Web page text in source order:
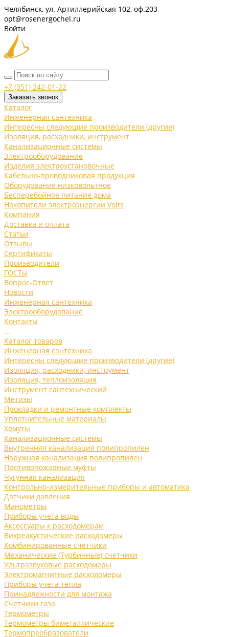
Челябинск, ул. Артиллерийская 102, оф.203
opt@rosenergochel.ru
Войти
+7 (351) 242-01-22
Заказать звонок
Каталог
Инженерная сантехника
Интересны следующие производители (другие)
Изоляция, расходники, инструмент
Канализационные системы
Электрооборудование
Изделия электроустановочные
Кабельно-проводниковая продукция
Оборудование низковольтное
Бесперебойное питание дома
Накопители электроэнергии Volts
Компания
Доставка и оплата
Статьи
Отзывы
Сертификаты
Производители
ГОСТы
Вопрос-Ответ
Новости
Инженерная сантехника
Электрооборудование
Контакты
...
Каталог товаров
Инженерная сантехника
Интересны следующие производители (другие)
Изоляция, расходники, инструмент
Изоляция, теплоизоляция
Инструмент сантехнический
Метизы
Прокладки и ремонтные комплекты
Уплотнительные материалы
Хомуты
Канализационные системы
Внутренняя канализация полипропилен
Наружная канализация полипропилен
Противопожарные муфты
Чугунная канализация
Контрольно-измерительные приборы и автоматика
Датчики давления
Манометры
Приборы учета воды
Аксессуары к расходомерам
Вихреакустические расходомеры
Комбинированные счетчики
Механические (Турбинные) счетчики
Ультразвуковые расходомеры
Электромагнитные расходомеры
Приборы учета тепла
Принадлежности для монтажа
Счетчики газа
Термометры
Термометры биметаллические
Термопреобразователи